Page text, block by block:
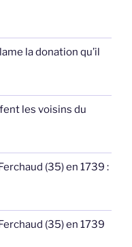
la donation qu’il
les voisins du
(35) en 1739 :
(35) en 1739